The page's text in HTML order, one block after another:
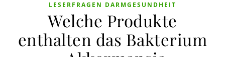
LESERFRAGEN DARMGESUNDHEIT
Welche Produkte
enthalten das Bakterium